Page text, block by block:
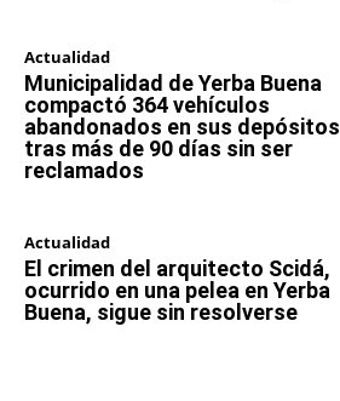
Actualidad
Municipalidad de Yerba Buena
compactó 364 vehículos
abandonados en sus depósitos
tras más de 90 días sin ser
reclamados
Actualidad
El crimen del arquitecto Scidá,
ocurrido en una pelea en Yerba
Buena, sigue sin resolverse